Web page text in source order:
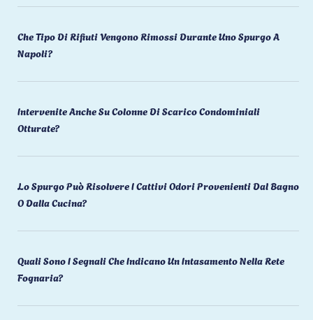
Che Tipo Di Rifiuti Vengono Rimossi Durante Uno Spurgo A
Napoli?
Intervenite Anche Su Colonne Di Scarico Condominiali
Otturate?
Lo Spurgo Può Risolvere I Cattivi Odori Provenienti Dal Bagno
O Dalla Cucina?
Quali Sono I Segnali Che Indicano Un Intasamento Nella Rete
Fognaria?